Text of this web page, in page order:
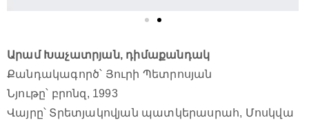
Արամ Խաչատրյան, դիմաքանդակ
Քանդակագործ՝ Յուրի Պետրոսյան
Նյութը՝ բրոնզ, 1993
Վայրը՝ Տրետյակովյան պատկերասրահ, Մոսկվա